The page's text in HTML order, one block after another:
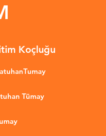
Koçluğu
Tümay